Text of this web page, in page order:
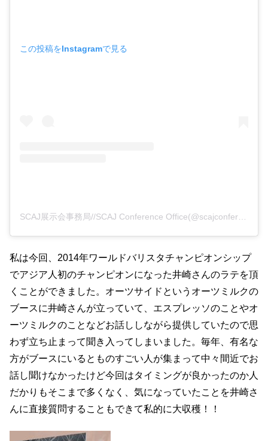
この投稿をInstagramで見る
SCAJ展示会事務局//SCAJ Conference Office(@scajconference)がシェアした投稿
私は今回、2014年ワールドバリスタチャンピオンシップ
でアジア人初のチャンピオンになった井崎さんのラテを頂
くことができました。オーツサイドというオーツミルクの
ブースに井崎さんが立っていて、エスプレッソのことやオ
ーツミルクのことなどお話ししながら提供していたので思
わず立ち止まって聞き入ってしまいました。毎年、有名な
方がブースにいるとものすごい人が集まって中々間近でお
話し聞けなかったけど今回はタイミングが良かったのか人
だかりもそこまで多くなく、気になっていたことを井崎さ
んに直接質問することもできて私的に大収穫！！